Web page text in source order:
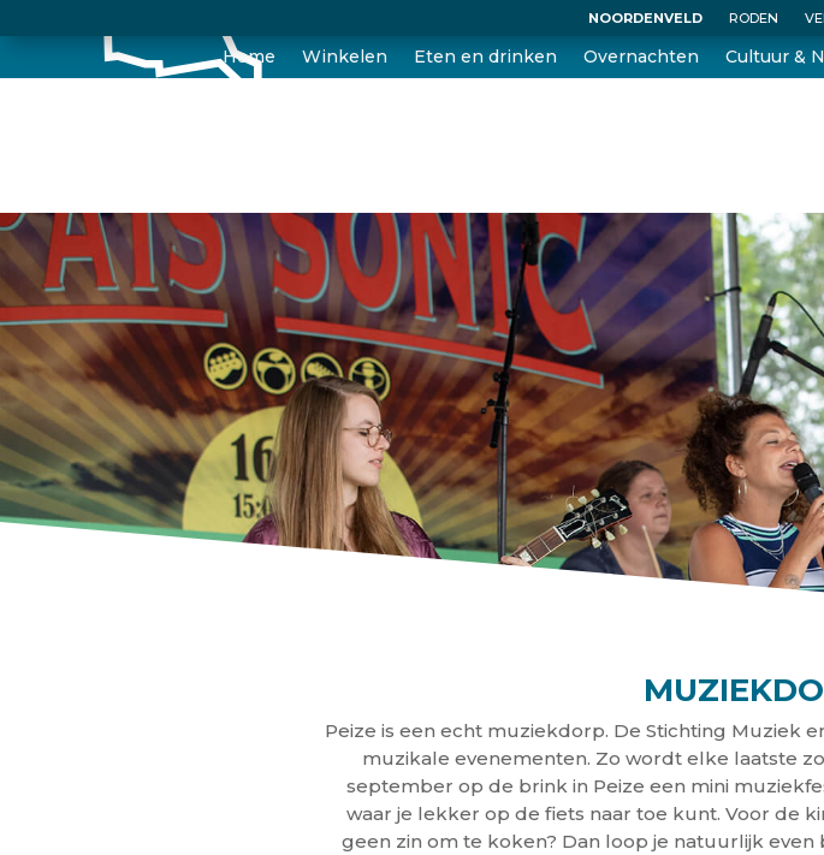
NOORDENVELD RODEN
Home Winkelen Eten en drinken Overnachten Cultuur &
Peize is een echt muziekdorp. De Stichting Muziek
muzikale evenementen. Zo wordt elke laatste
september op de brink in Peize een mini
waar je lekker op de fiets naar toe kunt. Voor de
geen zin om te koken? Dan loop je natuurlijk